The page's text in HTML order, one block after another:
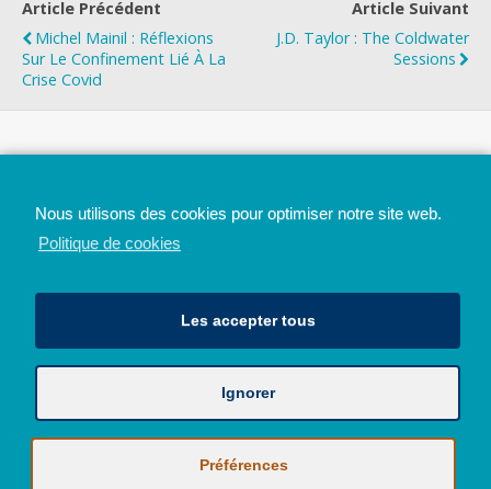
Article Précédent
Michel Mainil : Réflexions
Sur Le Confinement Lié À La
Crise Covid
Article Suivant
J.D. Taylor : The Coldwater
Sessions
Avec le soutien de la Province de Liège
© 2026 - Tous droits réservés - JazzMania
Politique en matière de confidentialité et de vie privée
Nous utilisons des cookies pour optimiser notre site web.
Politique de cookies
Les accepter tous
Ignorer
Préférences